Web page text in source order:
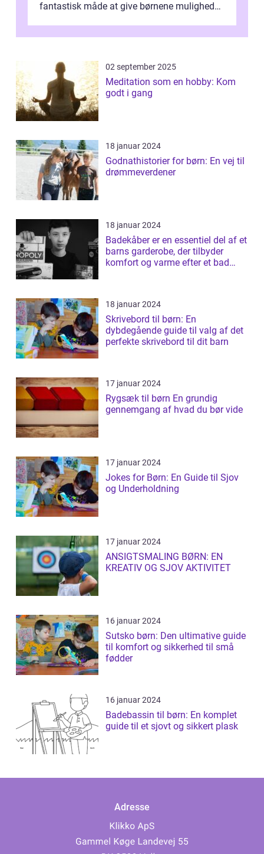
fantastisk måde at give børnene mulighed
me...
02 september 2025
Meditation som en hobby: Kom
godt i gang
18 januar 2024
Godnathistorier for børn: En vej til
drømmeverdener
18 januar 2024
Badekåber er en essentiel del af et
barns garderobe, der tilbyder
komfort og varme efter et bad
18 januar 2024
Skrivebord til børn: En
dybdegående guide til valg af det
perfekte skrivebord til dit barn
17 januar 2024
Rygsæk til børn En grundig
gennemgang af hvad du bør vide
17 januar 2024
Jokes for Børn: En Guide til Sjov
og Underholdning
17 januar 2024
ANSIGTSMALING BØRN: EN
KREATIV OG SJOV AKTIVITET
16 januar 2024
Sutsko børn: Den ultimative guide
til komfort og sikkerhed til små
fødder
16 januar 2024
Badebassin til børn: En komplet
guide til et sjovt og sikkert plask
Adresse